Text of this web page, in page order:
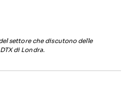
settore che discutono delle
di Londra.